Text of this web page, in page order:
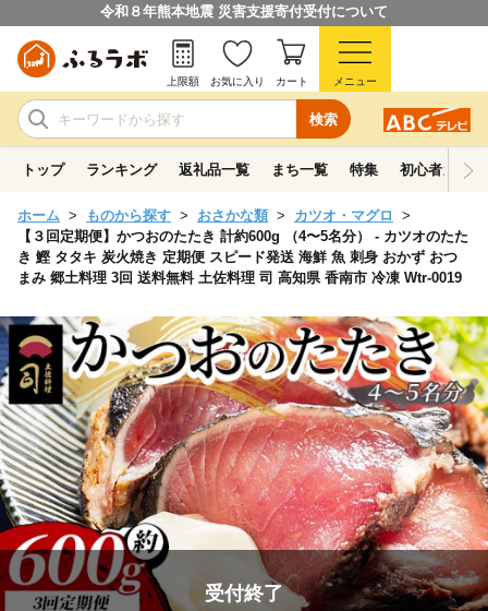
令和８年熊本地震 災害支援寄付受付について
検索
上限額 お気に入り カート メニュー
トップ ランキング 返礼品一覧 まち一覧 特集 初心者ガイド
ホーム ものから探す おさかな類
カツオ・マグロ
【３回定期便】かつおのたたき 計約600g （4〜5名分） - カツオのたた
き 鰹 タタキ 炭火焼き 定期便 スピード発送 海鮮 魚 刺身 おかず おつ
まみ 郷土料理 3回 送料無料 土佐料理 司 高知県 香南市 冷凍 Wtr-0019
受付終了